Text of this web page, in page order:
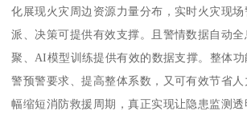
化展现火灾周边资源力量分布，实时火灾现
派、决策可提供有效支撑。且警情数据自动
聚、AI模型训练提供有效的数据支撑。整体
警预警要求、提高整体系数，又可有效节省
幅缩短消防救援周期，真正实现让隐患监测透